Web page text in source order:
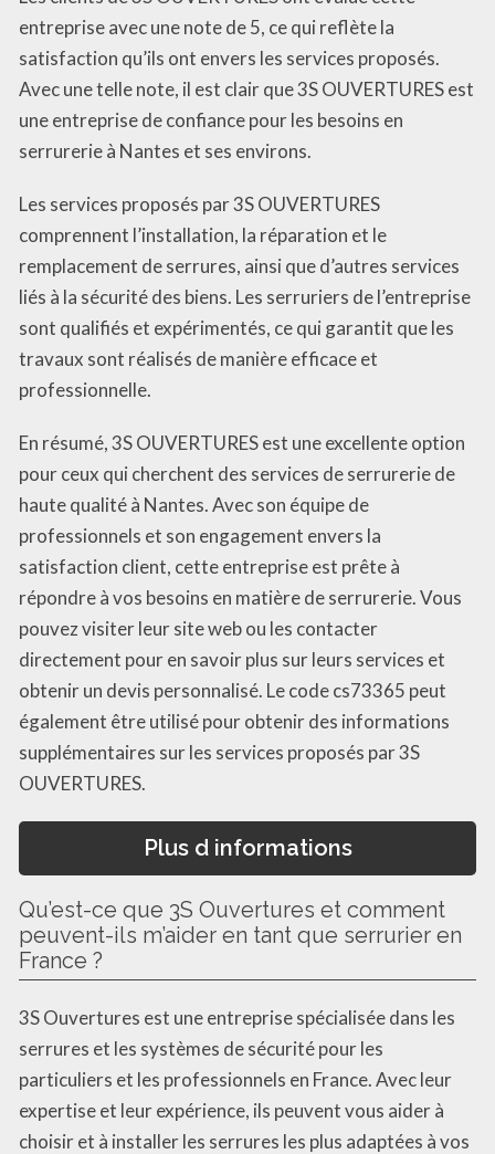
entreprise avec une note de 5, ce qui reflète la
satisfaction qu’ils ont envers les services proposés.
Avec une telle note, il est clair que 3S OUVERTURES est
une entreprise de confiance pour les besoins en
serrurerie à Nantes et ses environs.
Les services proposés par 3S OUVERTURES
comprennent l’installation, la réparation et le
remplacement de serrures, ainsi que d’autres services
liés à la sécurité des biens. Les serruriers de l’entreprise
sont qualifiés et expérimentés, ce qui garantit que les
travaux sont réalisés de manière efficace et
professionnelle.
En résumé, 3S OUVERTURES est une excellente option
pour ceux qui cherchent des services de serrurerie de
haute qualité à Nantes. Avec son équipe de
professionnels et son engagement envers la
satisfaction client, cette entreprise est prête à
répondre à vos besoins en matière de serrurerie. Vous
pouvez visiter leur site web ou les contacter
directement pour en savoir plus sur leurs services et
obtenir un devis personnalisé. Le code cs73365 peut
également être utilisé pour obtenir des informations
supplémentaires sur les services proposés par 3S
OUVERTURES.
Plus d informations
Qu’est-ce que 3S Ouvertures et comment
peuvent-ils m’aider en tant que serrurier en
France ?
3S Ouvertures est une entreprise spécialisée dans les
serrures et les systèmes de sécurité pour les
particuliers et les professionnels en France. Avec leur
expertise et leur expérience, ils peuvent vous aider à
choisir et à installer les serrures les plus adaptées à vos